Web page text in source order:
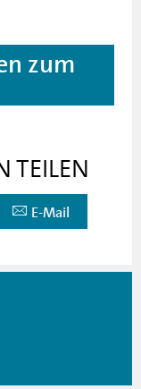
zum
TEILEN
E-Mail